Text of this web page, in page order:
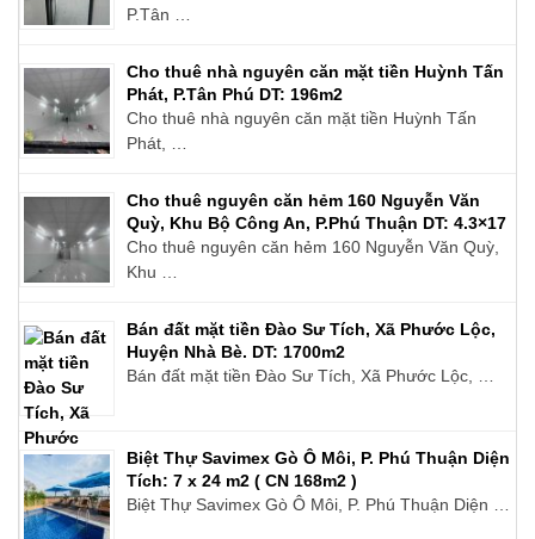
P.Tân …
Cho thuê nhà nguyên căn mặt tiền Huỳnh Tấn
Phát, P.Tân Phú DT: 196m2
Cho thuê nhà nguyên căn mặt tiền Huỳnh Tấn
Phát, …
Cho thuê nguyên căn hẻm 160 Nguyễn Văn
Quỳ, Khu Bộ Công An, P.Phú Thuận DT: 4.3×17
Cho thuê nguyên căn hẻm 160 Nguyễn Văn Quỳ,
Khu …
Bán đất mặt tiền Đào Sư Tích, Xã Phước Lộc,
Huyện Nhà Bè. DT: 1700m2
Bán đất mặt tiền Đào Sư Tích, Xã Phước Lộc, …
Biệt Thự Savimex Gò Ô Môi, P. Phú Thuận Diện
Tích: 7 x 24 m2 ( CN 168m2 )
Biệt Thự Savimex Gò Ô Môi, P. Phú Thuận Diện …